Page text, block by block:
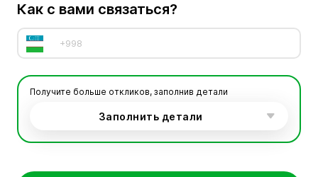
Как с вами связаться?
Получите больше откликов, заполнив детали
Заполнить детали